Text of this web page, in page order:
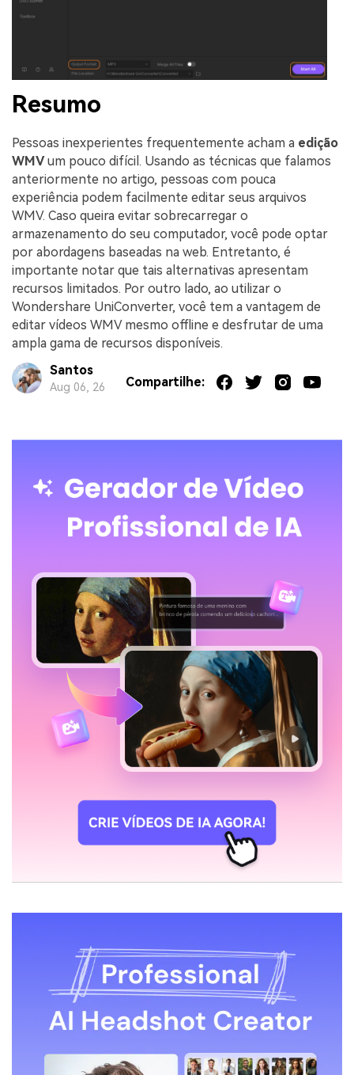
Resumo
Pessoas inexperientes frequentemente acham a edição
WMVum pouco difícil. Usando as técnicas que falamos
anteriormente no artigo, pessoas com pouca
experiência podem facilmente editar seus arquivos
WMV. Caso queira evitar sobrecarregar o
armazenamento do seu computador, você pode optar
por abordagens baseadas na web. Entretanto, é
importante notar que tais alternativas apresentam
recursos limitados. Por outro lado, ao utilizar o
Wondershare UniConverter, você tem a vantagem de
editar vídeos WMV mesmo offline e desfrutar de uma
ampla gama de recursos disponíveis.
Santos
Aug 06, 26 Compartilhe: